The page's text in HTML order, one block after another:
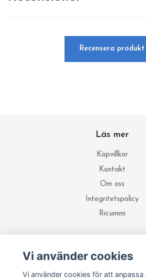
Recensera produkt
Läs mer
Köpvillkor
Kontakt
Om oss
Integritetspolicy
Ricummi
Vi använder cookies
Vi använder cookies för att anpassa